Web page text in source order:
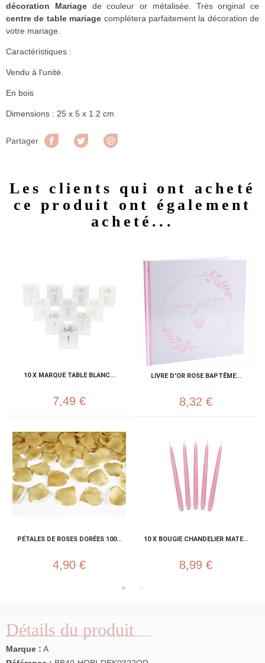
décoration Mariagede couleur or métalisée. Très original ce
centre de table mariage complétera parfaitement la décoration de
votre mariage.
Caractéristiques :
Vendu à l'unité.
En bois
Dimensions : 25 x 5 x 1.2 cm
Partager Partager Tweet
Les clients qui ont acheté
ce produit ont également
acheté...
10 X MARQUE TABLE BLANC...
7,49 €
LIVRE D'OR ROSE BAPTÊME...
8,32 €
PÉTALES DE ROSES DORÉES 100...
4,90 €
10 X BOUGIE CHANDELIER MATE...
8,99 €
Détails du produit
Marque : A